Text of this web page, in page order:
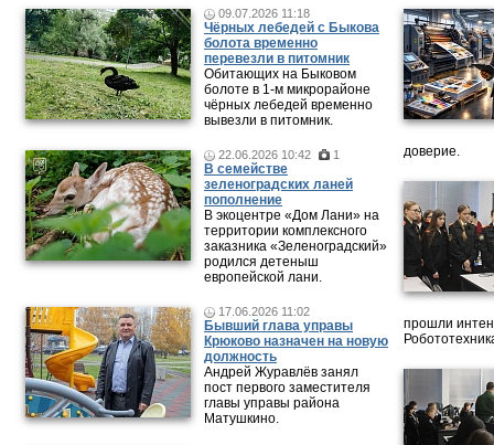
09.07.2026 11:18
Чёрных лебедей с Быкова
болота временно
перевезли в питомник
Обитающих на Быковом
болоте в 1-м микрорайоне
чёрных лебедей временно
вывезли в питомник.
22.06.2026 10:42 1
В семействе
зеленоградских ланей
пополнение
В экоцентре «Дом Лани» на
территории комплексного
заказника «Зеленоградский»
родился детеныш
европейской лани.
17.06.2026 11:02
Бывший глава управы
Крюково назначен на новую
должность
Андрей Журавлёв занял
пост первого заместителя
главы управы района
Матушкино.
доверие.
прошли